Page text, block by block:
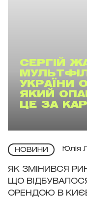
СЕРГІЙ
УКРАЇНИ
ЯКИЙ
ЦЕ ЗА
НОВИНИ Юлія
ЯК ЗМІНИВСЯ
ЩО
ОРЕНДОЮ В